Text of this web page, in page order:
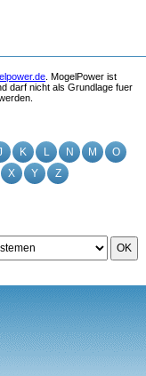
K L N M
O
X Y Z
OK
. MogelPower ist
darf nicht als Grundlage fuer